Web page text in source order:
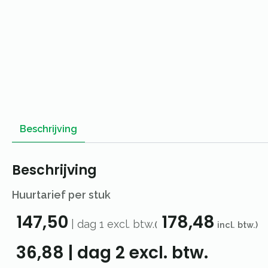
Beschrijving
Beschrijving
Huurtarief per stuk
147,50 dag 1 excl. btw.( 178,48 incl. btw.)
36,88 | dag 2 excl. btw.